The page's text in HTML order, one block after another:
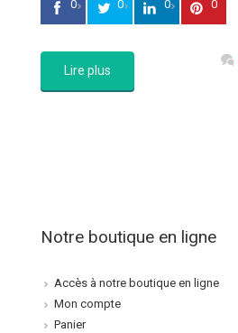
0 0 0 0
Lire plus
Notre boutique en ligne
Accès à notre boutique en ligne
Mon compte
Panier